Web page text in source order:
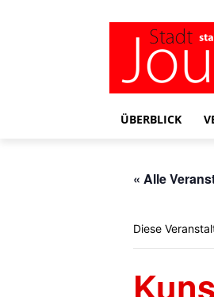
ÜBERBLICK
« Alle
Diese